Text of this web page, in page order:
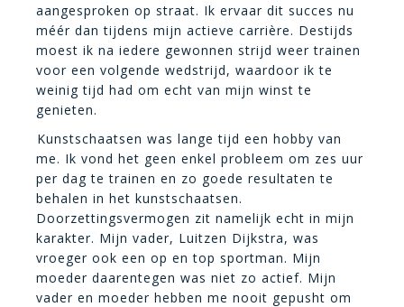
aangesproken op straat. Ik ervaar dit succes nu
méér dan tijdens mijn actieve carrière. Destijds
moest ik na iedere gewonnen strijd weer trainen
voor een volgende wedstrijd, waardoor ik te
weinig tijd had om echt van mijn winst te
genieten.
Kunstschaatsen was lange tijd een hobby van
me. Ik vond het geen enkel probleem om zes uur
per dag te trainen en zo goede resultaten te
behalen in het kunstschaatsen.
Doorzettingsvermogen zit namelijk echt in mijn
karakter. Mijn vader, Luitzen Dijkstra, was
vroeger ook een op en top sportman. Mijn
moeder daarentegen was niet zo actief. Mijn
vader en moeder hebben me nooit gepusht om